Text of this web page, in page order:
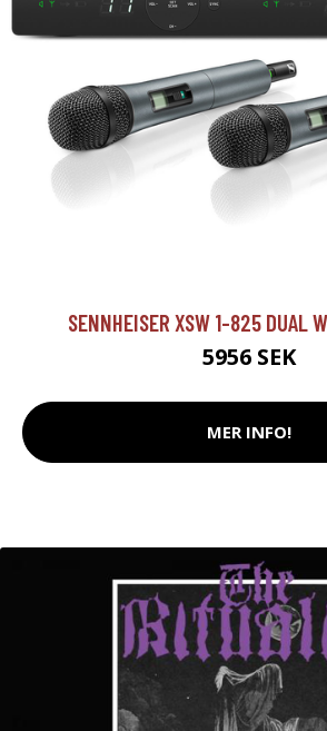
SENNHEISER XSW 1-825 DUAL
5956 SEK
MER INFO!